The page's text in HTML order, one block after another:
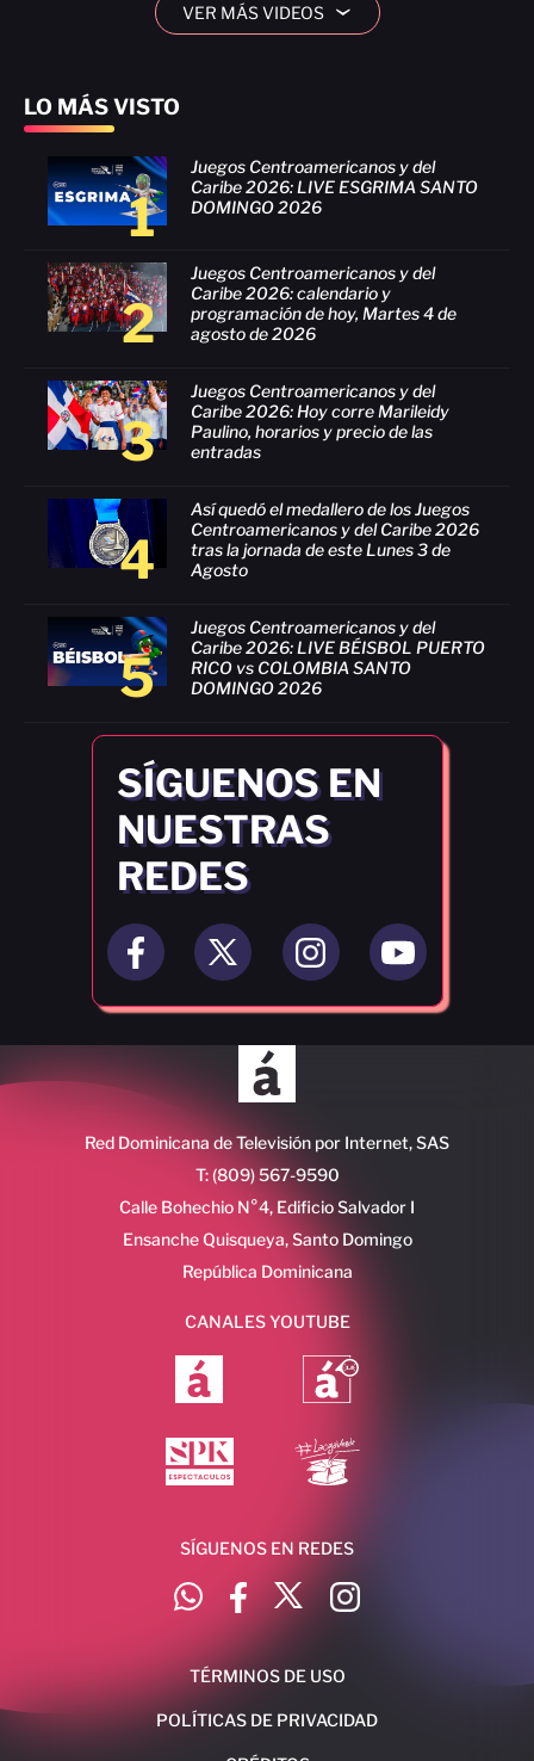
LO MÁS VISTO
1
Juegos Centroamericanos y del
Caribe 2026: LIVE ESGRIMA SANTO
DOMINGO 2026
2
Juegos Centroamericanos y del
Caribe 2026: calendario y
programación de hoy, Martes 4 de
agosto de 2026
3
Juegos Centroamericanos y del
Caribe 2026: Hoy corre Marileidy
Paulino, horarios y precio de las
entradas
4
Así quedó el medallero de los Juegos
Centroamericanos y del Caribe 2026
tras la jornada de este Lunes 3 de
Agosto
5
Juegos Centroamericanos y del
Caribe 2026: LIVE BÉISBOL PUERTO
RICO vs COLOMBIA SANTO
DOMINGO 2026
SÍGUENOS EN
NUESTRAS
REDES
VER MÁS VIDEOS ›
Red Dominicana de Televisión por Internet, SAS
T: (809) 567-9590
Calle Bohechio N°4, Edificio Salvador I
Ensanche Quisqueya, Santo Domingo
República Dominicana
CANALES YOUTUBE
SÍGUENOS EN REDES
TÉRMINOS DE USO
POLÍTICAS DE PRIVACIDAD